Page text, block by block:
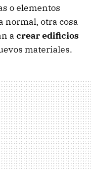
o elementos
normal, otra cosa
a crear edificios
materiales.